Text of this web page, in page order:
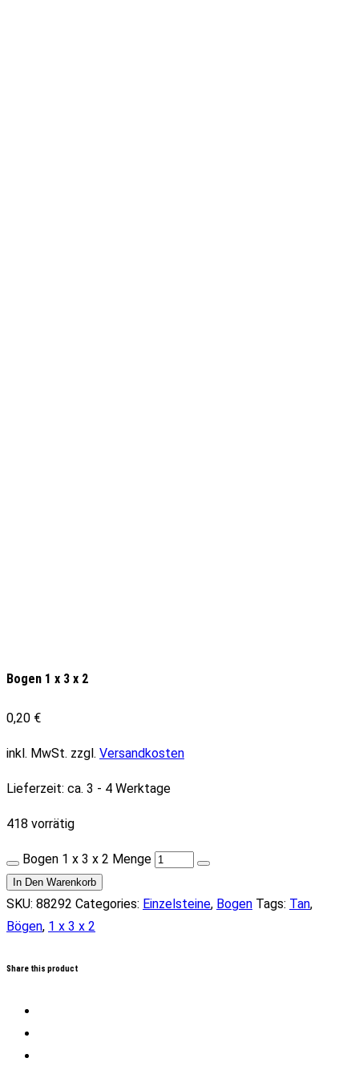
Bogen 1 x 3 x 2
0,20 €
inkl. MwSt. zzgl. Versandkosten
Lieferzeit: ca. 3 - 4 Werktage
418 vorrätig
Bogen 1 x 3 x 2 Menge
In Den Warenkorb
SKU: 88292 Categories: Einzelsteine, Bogen Tags: Tan,
Bögen, 1 x 3 x 2
Share this product